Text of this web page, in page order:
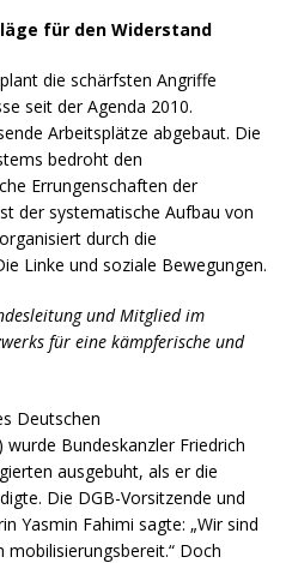
für den Widerstand
die schärfsten Angriffe
seit der Agenda 2010.
Arbeitsplätze abgebaut. Die
bedroht den
Errungenschaften der
der systematische Aufbau von
durch die
Linke und soziale Bewegungen.
und Mitglied im
für eine kämpferische und
Deutschen
Bundeskanzler Friedrich
ausgebuht, als er die
Die DGB-Vorsitzende und
Yasmin Fahimi sagte: „Wir sind
Doch